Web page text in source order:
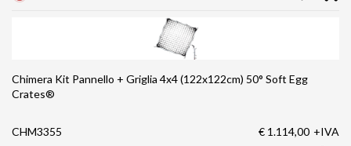
Chimera Kit Pannello + Griglia 4x4 (122x122cm) 50° Soft Egg
Crates®
CHM3355 € 1.114,00 +IVA